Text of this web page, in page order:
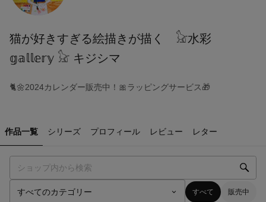
猫が好きすぎる絵描きが描く 𓃠水彩
𝕘𝕒𝕝𝕝𝕖𝕣𝕪 𓃠 キジシマ
🐈🌼2024カレンダー販売中！🎀ラッピングサービス🎁
作品一覧 シリーズ プロフィール レビュー レター
すべて 販売中